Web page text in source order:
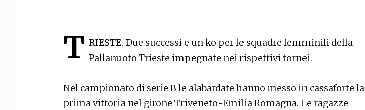
T RIESTE. Due successi e un ko per le squadre femminili della
Pallanuoto Trieste impegnate nei rispettivi tornei.
Nel campionato di serie B le alabardate hanno messo in cassaforte la
prima vittoria nel girone Triveneto-Emilia Romagna. Le ragazze